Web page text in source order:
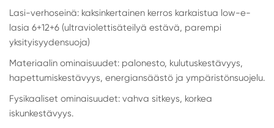
Lasi-verhoseinä: kaksinkertainen kerros karkaistua low-e-
lasia 6+12+6 (ultraviolettisäteilyä estävä, parempi
yksityisyydensuoja)
Materiaalin ominaisuudet: palonesto, kulutuskestävyys,
hapettumiskestävyys, energiansäästö ja ympäristönsuojelu.
Fysikaaliset ominaisuudet: vahva sitkeys, korkea
iskunkestävyys.